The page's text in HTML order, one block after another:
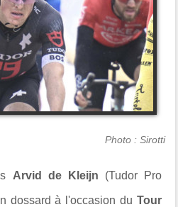
Photo : Sirotti
Arvid de Kleijn (Tudor Pro
dossard à l'occasion du Tour